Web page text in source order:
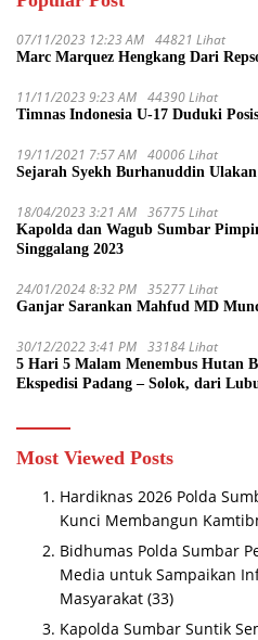
07/11/2023 12:23 AM 44821 Lihat
Marc Marquez Hengkang Dari
11/11/2023 9:23 AM 44390 Lihat
Timnas Indonesia U-17 Duduki
19/11/2021 7:57 AM 40006 Lihat
Sejarah Syekh Burhanuddin
18/04/2023 3:21 AM 36775 Lihat
Kapolda dan Wagub Sumbar
Singgalang 2023
24/01/2024 8:32 PM 35277 Lihat
Ganjar Sarankan Mahfud MD
30/12/2022 3:41 PM 33184 Lihat
5 Hari 5 Malam Menembus Hutan
Ekspedisi Padang – Solok, dari
Most Viewed Posts
Hardiknas 2026 Polda
Kunci Membangun
Bidhumas Polda Sumbar
Media untuk Sampaikan
Masyarakat (33)
Kapolda Sumbar Suntik